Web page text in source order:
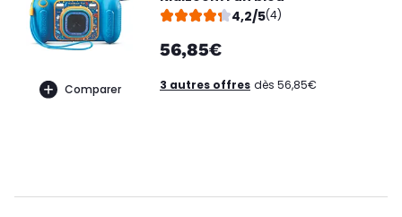
Comparer
4,2/5(4)
56,85€
3 autres offres dès 56,85€